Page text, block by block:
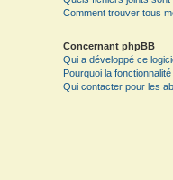
Comment trouver tous
Concernant phpBB
Qui a développé ce
Pourquoi la
Qui contacter pour les